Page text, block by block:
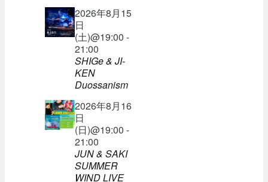
2026年8月15
日
(土)@19:00 -
21:00
SHIGe & JI-
KEN
Duossanism
2026年8月16
日
(日)@19:00 -
21:00
JUN & SAKI
SUMMER
WIND LIVE